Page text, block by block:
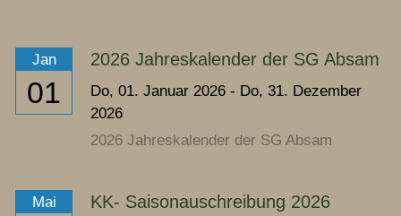
Jan
01
2026 Jahreskalender der SG Absam
Do, 01. Januar 2026 - Do, 31. Dezember
2026
2026 Jahreskalender der SG Absam
Mai KK- Saisonauschreibung 2026